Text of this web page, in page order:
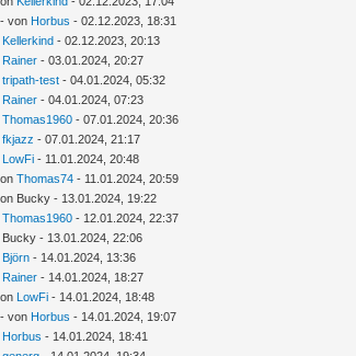
- von Horbus - 02.12.2023, 18:31
Kellerkind - 02.12.2023, 20:13
Rainer - 03.01.2024, 20:27
tripath-test - 04.01.2024, 05:32
Rainer - 04.01.2024, 07:23
Thomas1960 - 07.01.2024, 20:36
fkjazz - 07.01.2024, 21:17
LowFi - 11.01.2024, 20:48
Thomas74 - 11.01.2024, 20:59
Bucky - 13.01.2024, 19:22
Thomas1960 - 12.01.2024, 22:37
- 13.01.2024, 22:06
Björn - 14.01.2024, 13:36
Rainer - 14.01.2024, 18:27
LowFi - 14.01.2024, 18:48
- von Horbus - 14.01.2024, 19:07
Horbus - 14.01.2024, 18:41